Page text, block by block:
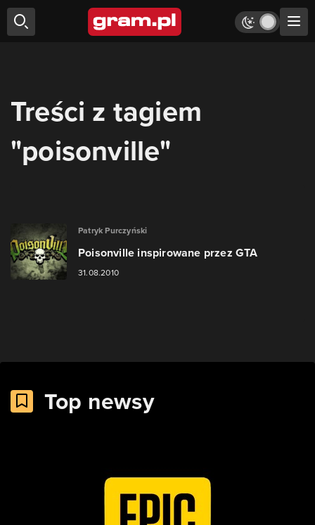
Treści z tagiem
"poisonville"
Patryk Purczyński
Poisonville inspirowane przez GTA
31.08.2010
Top newsy